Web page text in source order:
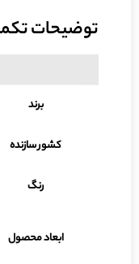
توضیحات
برند
کشور سازنده
رنگ
ابعاد محصول